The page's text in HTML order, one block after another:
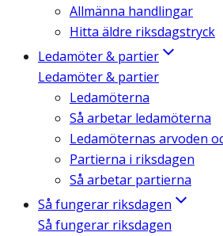
Allmänna handlingar
Hitta äldre riksdagstryck
Ledamöter & partier
Ledamöter & partier
Ledamöterna
Så arbetar ledamöterna
Ledamöternas arvoden
Partierna i riksdagen
Så arbetar partierna
Så fungerar riksdagen
Så fungerar riksdagen